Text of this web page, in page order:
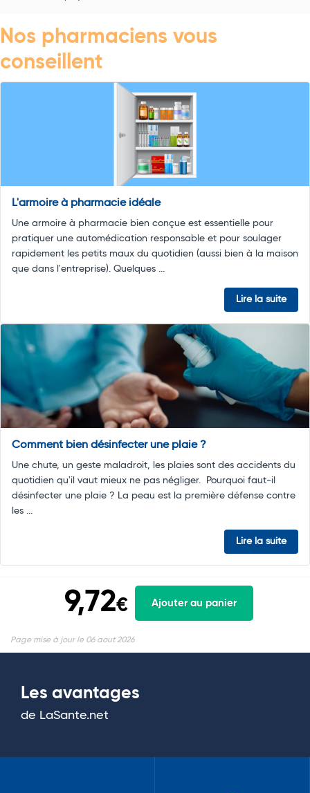
Nos pharmaciens vous
conseillent
L'armoire à pharmacie idéale
Une armoire à pharmacie bien conçue est essentielle pour
pratiquer une automédication responsable et pour soulager
rapidement les petits maux du quotidien (aussi bien à la maison
que dans l'entreprise). Quelques ...
Lire la suite
Comment bien désinfecter une plaie ?
Une chute, un geste maladroit, les plaies sont des accidents du
quotidien qu'il vaut mieux ne pas négliger. Pourquoi faut-il
désinfecter une plaie ? La peau est la première défense contre
les ...
Lire la suite
9,72€ Ajouter au panier
Page mise à jour le 06 aout 2026
Les avantages
de LaSante.net